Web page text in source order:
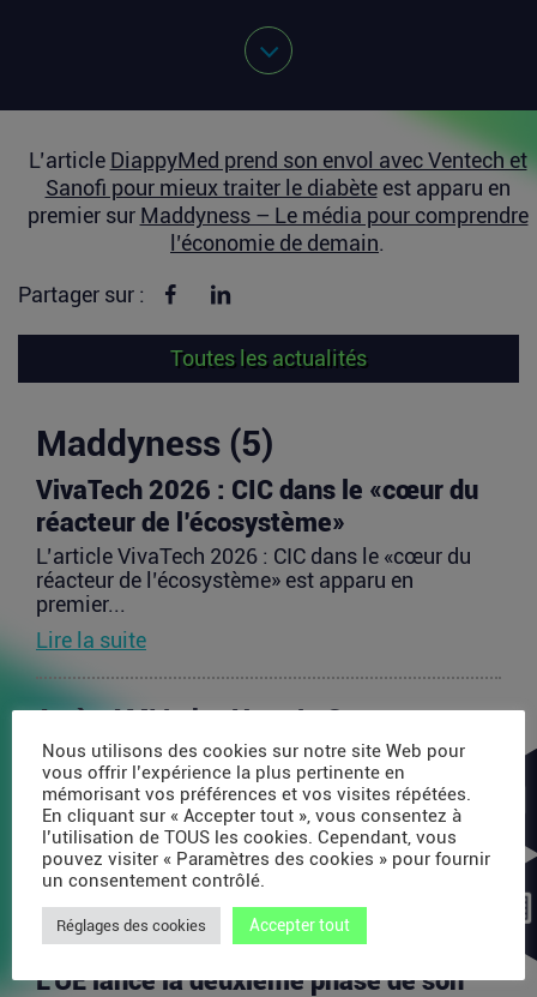
L’article DiappyMed prend son envol avec Ventech et
Sanofi pour mieux traiter le diabèteest apparu en
premier sur Maddyness – Le média pour comprendre
l’économie de demain.
Partager sur : Partager sur Facebook
Toutes les actualités
Maddyness (5)
VivaTech 2026 : CIC dans le «cœur du
réacteur de l’écosystème»
L’article VivaTech 2026 : CIC dans le «cœur du
réacteur de l’écosystème» est apparu en
premier...
Lire la suite
Après AMI Labs, Yann LeCun veut
lancer un fonds de 200 millions d’euros
dédié à l’IA
L’article Après AMI Labs, Yann LeCun veut lancer
un fonds de 200 millions d’euros dédié à l’IA
est...
Lire la suite
L’UE lance la deuxième phase de son
Nous utilisons des cookies sur notre site Web pour
vous offrir l’expérience la plus pertinente en
mémorisant vos préférences et vos visites répétées.
En cliquant sur « Accepter tout », vous consentez à
l’utilisation de TOUS les cookies. Cependant, vous
pouvez visiter « Paramètres des cookies » pour fournir
un consentement contrôlé.
Réglages des cookies Accepter tout